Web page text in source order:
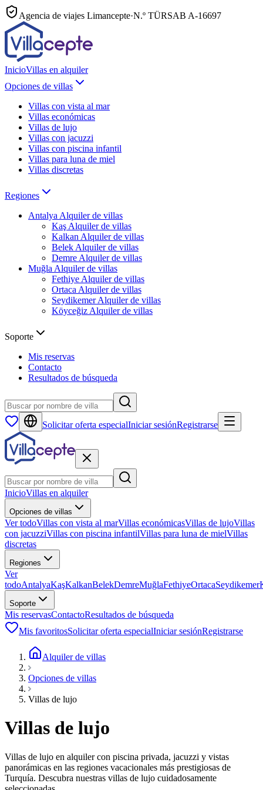
Agencia de viajes Limancepte·N.º TÜRSAB A-16697
InicioVillas en alquiler
Opciones de villas
Villas con vista al mar
Villas económicas
Villas de lujo
Villas con jacuzzi
Villas con piscina infantil
Villas para luna de miel
Villas discretas
Regiones
Antalya Alquiler de villas
Kaş Alquiler de villas
Kalkan Alquiler de villas
Belek Alquiler de villas
Demre Alquiler de villas
Muğla Alquiler de villas
Fethiye Alquiler de villas
Ortaca Alquiler de villas
Seydikemer Alquiler de villas
Köyceğiz Alquiler de villas
Soporte
Mis reservas
Contacto
Resultados de búsqueda
Solicitar oferta especialIniciar sesiónRegistrarse
InicioVillas en alquiler
Opciones de villas
Ver todoVillas con vista al marVillas económicasVillas de lujoVillas
con jacuzziVillas con piscina infantilVillas para luna de mielVillas
discretas
Regiones
Ver
todoAntalyaKaşKalkanBelekDemreMuğlaFethiyeOrtacaSeydikemer
Soporte
Mis reservasContactoResultados de búsqueda
Mis favoritosSolicitar oferta especialIniciar sesiónRegistrarse
Alquiler de villas
Opciones de villas
Villas de lujo
Villas de lujo
Villas de lujo en alquiler con piscina privada, jacuzzi y vistas
panorámicas en las regiones vacacionales más prestigiosas de
Turquía. Descubra nuestras villas de lujo cuidadosamente